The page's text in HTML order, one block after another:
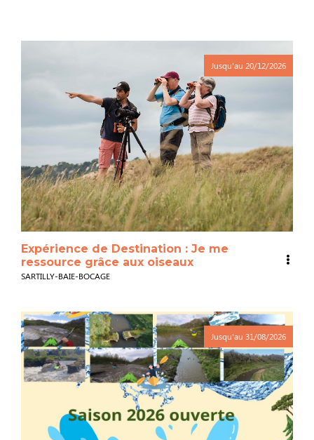
Jusqu'au 20/12/2026
Expérience de Destination : Je me
ressource grâce aux oiseaux
SARTILLY-BAIE-BOCAGE
Jusqu'au 31/08/2026